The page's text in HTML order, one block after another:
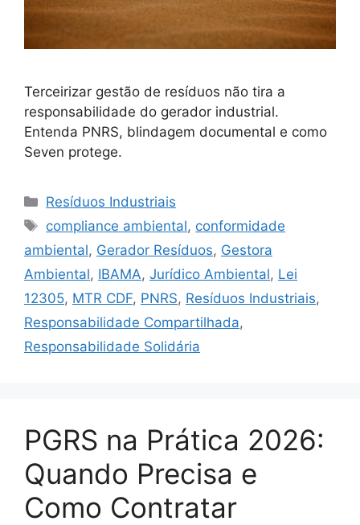
Terceirizar gestão de resíduos não tira a
responsabilidade do gerador industrial.
Entenda PNRS, blindagem documental e como
Seven protege.
Resíduos Industriais
compliance ambiental, conformidade
ambiental, Gerador Resíduos, Gestora
Ambiental, IBAMA, Jurídico Ambiental, Lei
12305, MTR CDF, PNRS, Resíduos Industriais,
Responsabilidade Compartilhada,
Responsabilidade Solidária
PGRS na Prática 2026:
Quando Precisa e
Como Contratar